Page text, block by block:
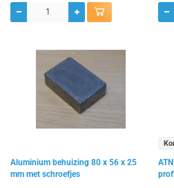
Aluminium behuizing 80 x 56 x 25
mm met schroefjes